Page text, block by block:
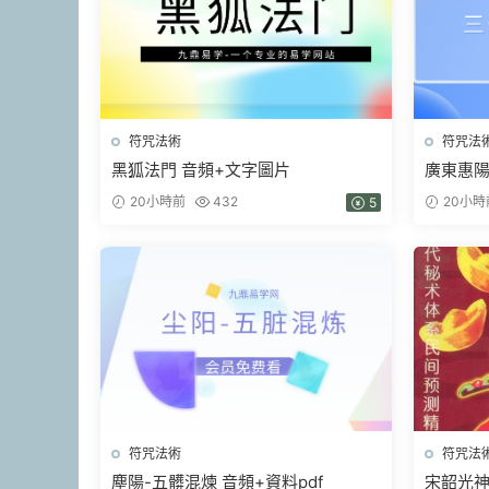
符咒法術
黑狐法門 音頻+文字圖片
20小時前 432 5
符咒法
廣東惠
天鐵闆
20小時
符咒法術
塵陽-五髒混煉 音頻+資料pdf
符咒法
宋韶光